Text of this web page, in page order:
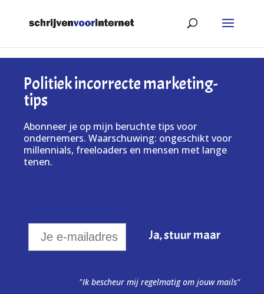
Politiek incorrecte marketing-
tips
Abonneer je op mijn beruchte tips voor
ondernemers. Waarschuwing: ongeschikt voor
millennials, freeloaders en mensen met lange
tenen.
"Ik bescheur mij regelmatig om jouw mails"